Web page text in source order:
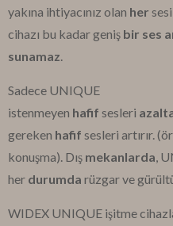
yakına ihtiyacınız olan her
cihazı bu kadar geniş bir ses
sunamaz.
Sadece UNIQUE
istenmeyen hafif sesleri
gereken hafif sesleri artırır.
konuşma). Dış mekanlarda,
her durumda rüzgar ve
WIDEX UNIQUE işitme